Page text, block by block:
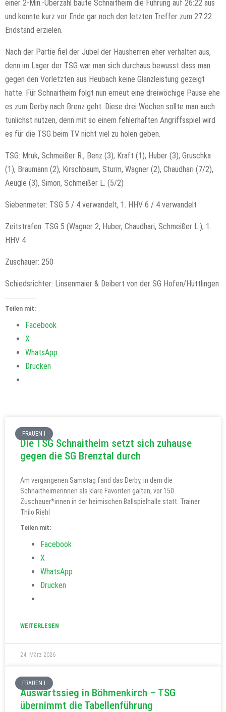
einer 2-Min.-Überzahl baute Schnaitheim die Führung auf 26:22 aus
und konnte kurz vor Ende gar noch den letzten Treffer zum 27:22
Endstand erzielen.
Nach der Partie fiel der Jubel der Hausherren eher verhalten aus,
denn im Lager der TSG war man sich durchaus bewusst dass man
gegen den Vorletzten aus Heubach keine Glanzleistung gezeigt
hatte. Für Schnaitheim folgt nun erneut eine dreiwöchige Pause ehe
es zum Derby nach Brenz geht. Diese drei Wochen sollte man auch
tunlichst nutzen, denn mit so einem fehlerhaften Angriffsspiel wird
es für die TSG beim TV nicht viel zu holen geben.
TSG: Mruk, Schmeißer R., Benz (3), Kraft (1), Huber (3), Gruschka
(1), Braumann (2), Kirschbaum, Sturm, Wagner (2), Chaudhari (7/2),
Aeugle (3), Simon, Schmeißer L. (5/2)
Siebenmeter: TSG 5 / 4 verwandelt, 1. HHV 6 / 4 verwandelt
Zeitstrafen: TSG 5 (Wagner 2, Huber, Chaudhari, Schmeißer L.), 1.
HHV 4
Zuschauer: 250
Schiedsrichter: Linsenmaier & Deibert von der SG Hofen/Hüttlingen
Teilen mit:
Facebook
X
WhatsApp
Drucken
FRAUEN I
Die TSG Schnaitheim setzt sich zuhause
gegen die SG Brenztal durch
Am vergangenen Samstag fand das Derby, in dem die
Schnaitheimerinnen als klare Favoriten galten, vor 150
Zuschauer*innen in der heimischen Ballspielhalle statt. Trainer
Thilo Riehl
Teilen mit:
Facebook
X
WhatsApp
Drucken
WEITERLESEN
24. März 2026
FRAUEN I
Auswärtssieg in Böhmenkirch – TSG
übernimmt die Tabellenführung